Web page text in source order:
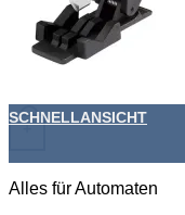
+
SCHNELLANSICHT
Alles für Automaten